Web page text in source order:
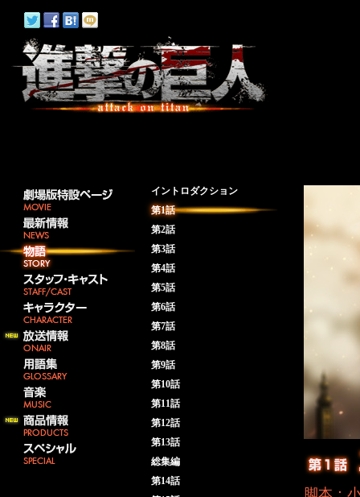
イントロダクション
第1話
第2話
第3話
第4話
第5話
第6話
第7話
第8話
第9話
第10話
第11話
第12話
第13話
総集編
第14話
脚本：